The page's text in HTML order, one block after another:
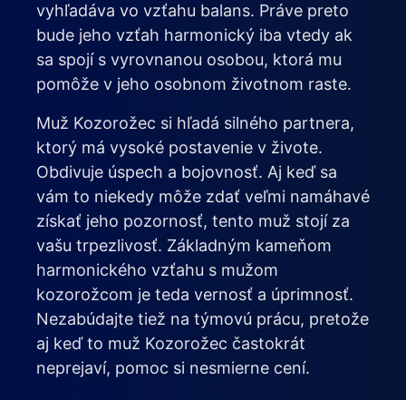
vyhľadáva vo vzťahu balans. Práve preto
bude jeho vzťah harmonický iba vtedy ak
sa spojí s vyrovnanou osobou, ktorá mu
pomôže v jeho osobnom životnom raste.
Muž Kozorožec si hľadá silného partnera,
ktorý má vysoké postavenie v živote.
Obdivuje úspech a bojovnosť. Aj keď sa
vám to niekedy môže zdať veľmi namáhavé
získať jeho pozornosť, tento muž stojí za
vašu trpezlivosť. Základným kameňom
harmonického vzťahu s mužom
kozorožcom je teda vernosť a úprimnosť.
Nezabúdajte tiež na týmovú prácu, pretože
aj keď to muž Kozorožec častokrát
neprejaví, pomoc si nesmierne cení.